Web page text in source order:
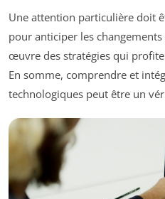
Une attention particulière doit
pour anticiper les
œuvre des stratégies qui
En somme, comprendre et
technologiques peut être un